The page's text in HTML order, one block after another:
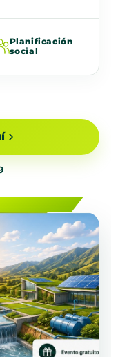
Planificación
social